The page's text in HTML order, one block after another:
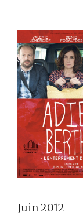
Juin 2012